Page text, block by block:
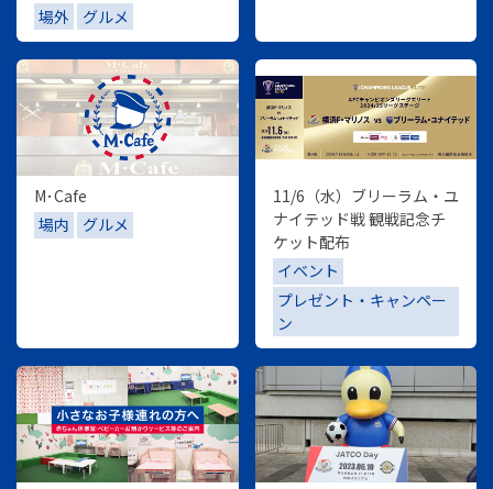
場外
グルメ
M･Cafe
場内
グルメ
11/6（水）ブリーラム・ユ
ナイテッド戦 観戦記念チ
ケット配布
イベント
プレゼント・キャンペー
ン